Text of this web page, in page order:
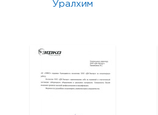
Уралхим